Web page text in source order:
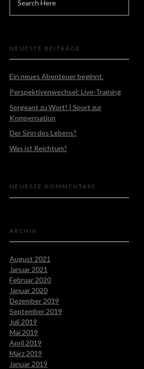
NEUESTE BEITRÄGE
Ein neues Abenteuer beginnt.
Perspektivenwechsel: Live-Training
Sergeant zu Wort! | Sport zur
Kompensation
Der Sinn des Lebens?
Was ist Reichtum?
NEUESTE KOMMENTARE
ARCHIV
August 2021
Januar 2021
Februar 2020
Januar 2020
Dezember 2019
September 2019
Juli 2019
Mai 2019
April 2019
März 2019
Januar 2019